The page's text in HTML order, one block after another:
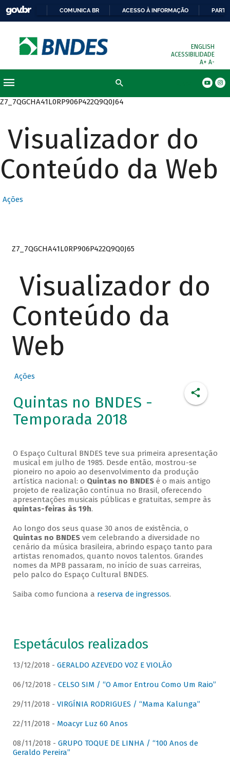
COMUNICA BR ACESSO À INFORMAÇÃO
ENGLISH
ACESSIBILIDADE
A+ A-
Z7_7QGCHA41L0RP906P422Q9Q0J64
Visualizador do
Conteúdo da Web
Ações
Z7_7QGCHA41L0RP906P422Q9Q0J65
Visualizador do
Conteúdo da
Web
Ações
Quintas no BNDES -
Temporada 2018
O Espaço Cultural BNDES teve sua primeira apresentação
musical em julho de 1985. Desde então, mostrou-se
pioneiro no apoio ao desenvolvimento da produção
artística nacional: o Quintas no BNDESé o mais antigo
projeto de realização contínua no Brasil, oferecendo
apresentações musicais públicas e gratuitas, sempre às
quintas-feiras às 19h.
Ao longo dos seus quase 30 anos de existência, o
Quintas no BNDESvem celebrando a diversidade no
cenário da música brasileira, abrindo espaço tanto para
artistas renomados, quanto novos talentos. Grandes
nomes da MPB passaram, no início de suas carreiras,
pelo palco do Espaço Cultural BNDES.
Saiba como funciona a reserva de ingressos.
Espetáculos realizados
13/12/2018 - GERALDO AZEVEDO VOZ E VIOLÃO
06/12/2018 - CELSO SIM / “O Amor Entrou Como Um Raio”
29/11/2018 - VIRGÍNIA RODRIGUES / “Mama Kalunga”
22/11/2018 - Moacyr Luz 60 Anos
08/11/2018 - GRUPO TOQUE DE LINHA / “100 Anos de
Geraldo Pereira”